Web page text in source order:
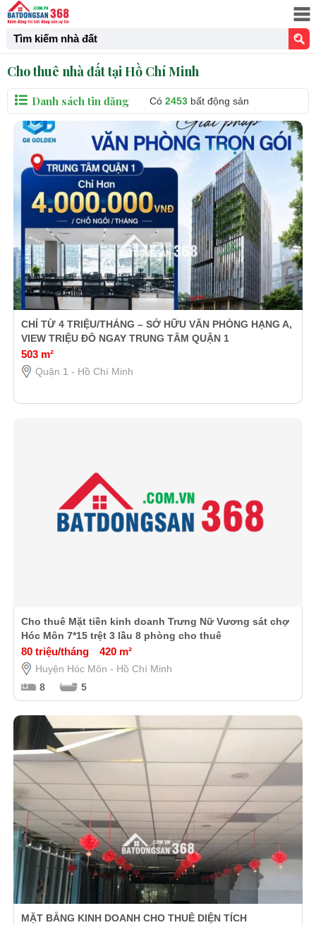
Tìm kiếm nhà đất
Cho thuê nhà đất tại Hồ Chí Minh
Danh sách tin đăng Có 2453 bất động sản
CHỈ TỪ 4 TRIỆU/THÁNG – SỞ HỮU VĂN PHÒNG HẠNG A,
VIEW TRIỆU ĐÔ NGAY TRUNG TÂM QUẬN 1
503 m²
Quận 1 - Hồ Chí Minh
Cho thuê Mặt tiền kinh doanh Trưng Nữ Vương sát chợ
Hóc Môn 7*15 trệt 3 lầu 8 phòng cho thuê
80 triệu/tháng 420 m²
Huyện Hóc Môn - Hồ Chí Minh
8
5
MẶT BẰNG KINH DOANH CHO THUÊ DIỆN TÍCH